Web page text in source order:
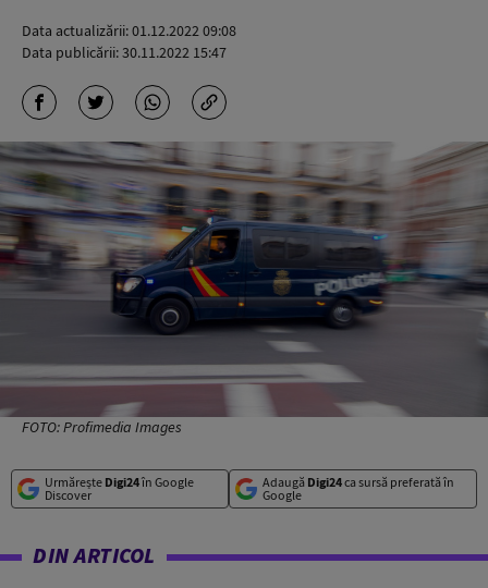
Data actualizării:01.12.2022 09:08
Data publicării:30.11.2022 15:47
FOTO: Profimedia Images
Urmărește Digi24în Google
Discover
Adaugă Digi24ca sursă preferată în
Google
DIN ARTICOL